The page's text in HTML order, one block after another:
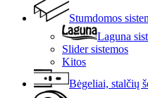
Stumdomos
Laguna
Slider sistemos
Kitos
Bėgeliai, stalčių